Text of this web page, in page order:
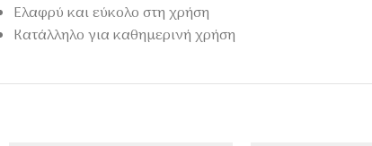
Ελαφρύ και εύκολο στη χρήση
Κατάλληλο για καθημερινή χρήση